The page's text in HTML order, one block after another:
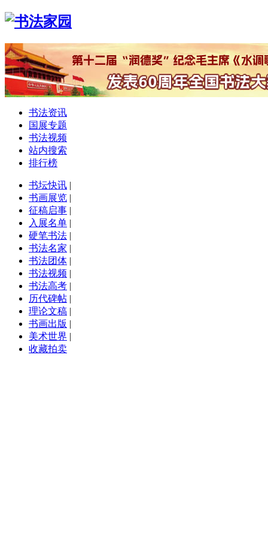
书法资讯
国展专题
书法视频
站内搜索
排行榜
书坛快讯 |
书画展览 |
征稿启事 |
入展名单 |
硬笔书法 |
书法名家 |
书法团体 |
书法视频 |
书法高考 |
历代碑帖 |
理论文稿 |
书画出版 |
美术世界 |
收藏拍卖